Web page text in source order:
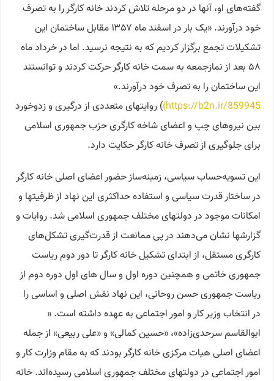
گفته‌های او، آنها در دو مرحله تلاش کردند خانه کارگر را به تصرف
خود درآورند. «یک بار در اسفند ماه ۱۳۵۷ مقابل ساختمان این
تشکیلات تجمع برگزار کردیم که به نتیجه نرسید. اما در خرداد ماه
۵۸ بعد از نمازجمعه به سمت خانه کارگر حرکت کردند و توانستند
این ساختمان را به تصرف خود درآورند.»
https://b2n.ir/859945
)) روایتهای متعددی از درگیری و زدوخورد
بین نیروهای چپ و اعضای شاخه کارگری حزب جمهوری اسلامی
برای جلوگیری از تصرف خانه کارگر حکایت دارد.
این تسویه‌حساب سیاسی، زمینه‌ساز حضور اعضای اصلی خانه کارگر
در ساختار قدرت سیاسی و استفاده حداکثری این نهاد از ظرفیتها و
امکانات موجود در دولتهای مختلف جمهوری اسلامی شد. روایات و
گزارشها نشان می‌دهند در پی ممانعت از قدرت‌گیری تشکل‌های
کارگری مستقل، از ابتدای تشکیل خانه کارگر تا دور دوم ریاست
جمهوری خاتمی و همچنین دوره اول و سال های اول دوره دوم از
ریاست جمهوری حسن روحانی، این نهاد نقش اصلی و اساسی را
در انتخاب وزیر کار و امور اجتماعی به عهده داشته است. «
ابوالقاسم سرحدی‌زاده»، «حسین کمالی» و «علی ربیعی» از جمله
اعضای اصلی هیات مرکزی خانه کارگر بودند که به مقام وزارت کار و
امور اجتماعی در دولتهای مختلف جمهوری اسلامی رسیده‌اند. خانه